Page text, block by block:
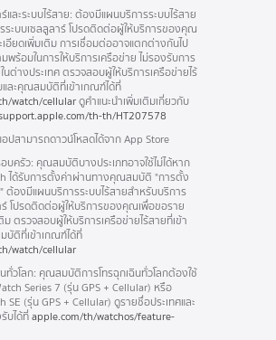
และระบบไร้สาย: ต้องมีแผนบริการระบบไร้สาย
ระบบเซลลูลาร์ โปรดติดต่อผู้ให้บริการของคุณ
อียดเพิ่มเติมการเชื่อมต่ออาจแตกต่างกันไป
พร้อมในการให้บริการเครือข่ายไม่รองรับการ
นต่างประเทศตรวจสอบผู้ให้บริการเครือข่ายไร้
และคุณสมบัติที่เข้าเกณฑ์ได้ที่
watch/cellularดูคำแนะนำเพิ่มเติมเกี่ยวกับ
th-th/HT207578
อปสามารถดาวน์โหลดได้จาก App Store
บครัว: คุณสมบัติบางประเภทอาจใช้ไม่ได้หาก
ได้รับการตั้งค่าผ่านทางคุณสมบัติ "การตั้ง
ต้องมีแผนบริการระบบไร้สายสำหรับบริการ
โปรดติดต่อผู้ให้บริการของคุณเพื่อขอราย
ม ตรวจสอบผู้ให้บริการเครือข่ายไร้สายที่เข้า
บัติที่เข้าเกณฑ์ได้ที่
watch/cellular
ทั่วโลก: คุณสมบัติการโทรฉุกเฉินทั่วโลกต้องใช้
Series 7 (รุ่น GPS + Cellular) หรือ
SE (รุ่น GPS + Cellular) ดูรายชื่อประเทศและ
บได้ที่apple.com/th/watchos/feature-